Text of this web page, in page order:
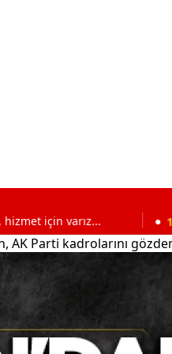
10:33
AK Parti kadrolarını